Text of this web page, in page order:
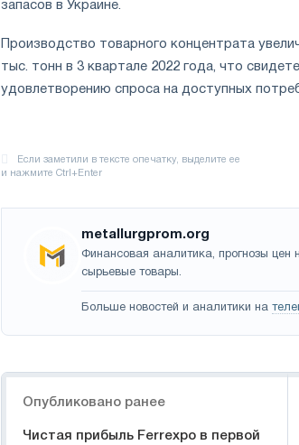
запасов в Украине.
Производство товарного концентрата
тыс. тонн в 3 квартале 2022 года, что
удовлетворению спроса на доступных
metallurgprom.org
Финансовая аналитика, прогнозы цен
сырьевые товары.
Больше новостей и аналитики на
Опубликовано ранее
Чистая прибыль Ferrexpo в первой